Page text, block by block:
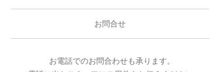
お問合せ
お電話でのお問合わせも承ります。